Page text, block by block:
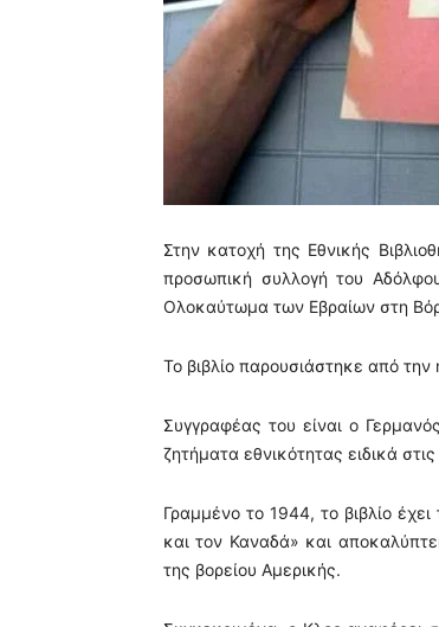
Στην κατοχή της Εθνικής
προσωπική συλλογή του
Ολοκαύτωμα των Εβραίων στη
Το βιβλίο παρουσιάστηκε από
Συγγραφέας του είναι ο
ζητήματα εθνικότητας ειδικά
Γραμμένο το 1944, το βιβλίο
και τον Καναδά» και
της βορείου Αμερικής.